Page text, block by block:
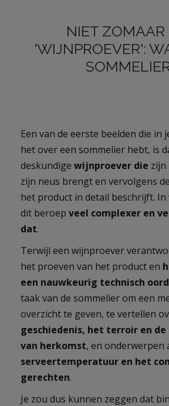
NIET ZOMAAR
'WIJNPROEVER':
Een van de eerste beelden die in
het over een sommelier hebt, is
deskundige wijnproever die zijn
zijn neus brengt en vervolgens
het product in detail beschrijft. In
dit beroep veel complexer en
dat.
Terwijl een wijnproever
het proeven van het product en
een nauwkeurig technisch
taak van de sommelier om een
overzicht te geven, te vertellen
geschiedenis, het terroir en
van herkomst, en onderwerpen
serveertemperatuur en het
gerechten.
Je zou dus kunnen zeggen dat